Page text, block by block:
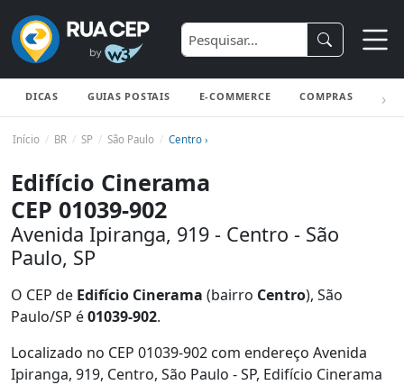
DICAS GUIAS POSTAIS E-COMMERCE COMPRAS
Início BR SP São Paulo Centro ›
Edifício Cinerama
CEP 01039-902
Avenida Ipiranga, 919 - Centro - São
Paulo, SP
O CEP de Edifício Cinerama (bairro Centro), São
Paulo/SP é01039-902.
Localizado no CEP 01039-902 com endereço Avenida
Ipiranga, 919, Centro, São Paulo - SP, Edifício Cinerama